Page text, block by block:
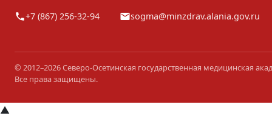
+7 (867) 256-32-94 sogma@minzdrav.alania.gov.ru
© 2012–2026 Северо-Осетинская государственная медицинская
Все права защищены.
▲